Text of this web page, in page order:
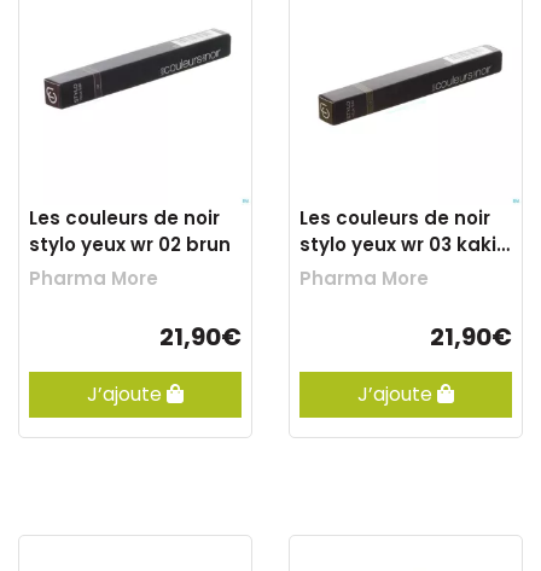
Les couleurs de noir
stylo yeux wr 02 brun
Pharma More
21,90€
J’ajoute
Les couleurs de noir
stylo yeux wr 03 kaki
cuivre
Pharma More
21,90€
J’ajoute